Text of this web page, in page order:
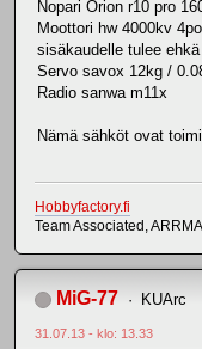
Nopari Orion r10 pro
Moottori hw 4000kv
sisäkaudelle tulee
Servo savox 12kg /
Radio sanwa m11x
Nämä sähköt ovat
Hobbyfactory.fi
Team Associated,
MiG-77 KUArc
31.07.13 - klo: 13.33